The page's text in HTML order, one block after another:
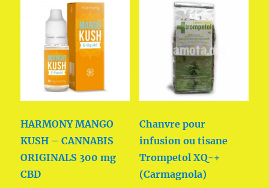
HARMONY MANGO
KUSH – CANNABIS
ORIGINALS 300 mg
CBD
Chanvre pour
infusion ou tisane
Trompetol XQ-+
(Carmagnola)